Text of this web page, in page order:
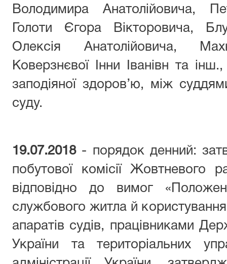
Володимира Анатолійовича,
Голоти Єгора Вікторовича,
Олексія Анатолійовича,
Коверзнєвої Інни Іванівн та
заподіяної здоров’ю, між
суду.
19.07.2018- порядок денний:
побутової комісії Жовтневого
відповідно до вимог
службового житла й
апаратів судів, працівниками
України та територіальних